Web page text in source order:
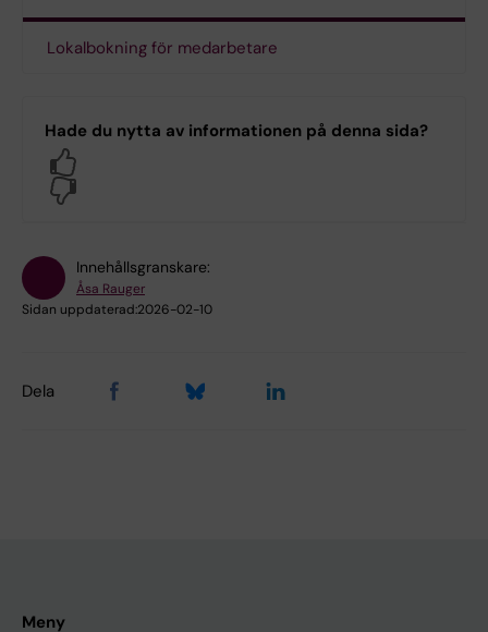
Lokalbokning för medarbetare
Hade du nytta av informationen på denna sida?
Innehållsgranskare:
Åsa Rauger
Sidan uppdaterad:2026-02-10
Dela
Meny